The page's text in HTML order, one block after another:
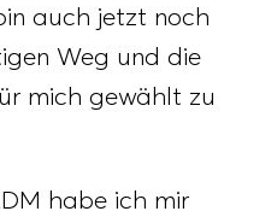
auch jetzt noch
Weg und die
mich gewählt zu
habe ich mir